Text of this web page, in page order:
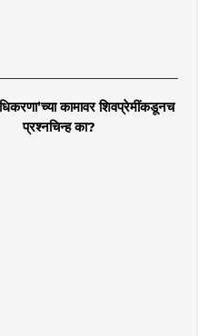
कामावर शिवप्रेमींकडूनच
प्रश्नचिन्ह का?